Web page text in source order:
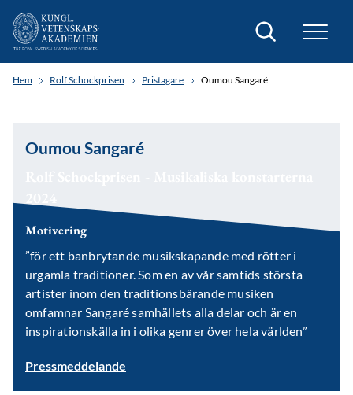
Sök
Hem Rolf Schockprisen Pristagare Oumou Sangaré
Oumou Sangaré
Motivering
”för ett banbrytande musikskapande med rötter i
urgamla traditioner. Som en av vår samtids största
artister inom den traditionsbärande musiken
omfamnar Sangaré samhällets alla delar och är en
inspirationskälla in i olika genrer över hela världen”
Pressmeddelande